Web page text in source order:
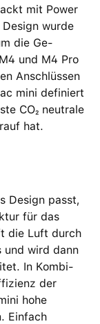
mit Power
wurde
die Ge­
und M4 Pro
Anschlüssen
mini definiert
CO₂ neutrale
hat.
Design passt,
für das
die Luft durch
und wird dann
In Kombi­
der
hohe
Einfach